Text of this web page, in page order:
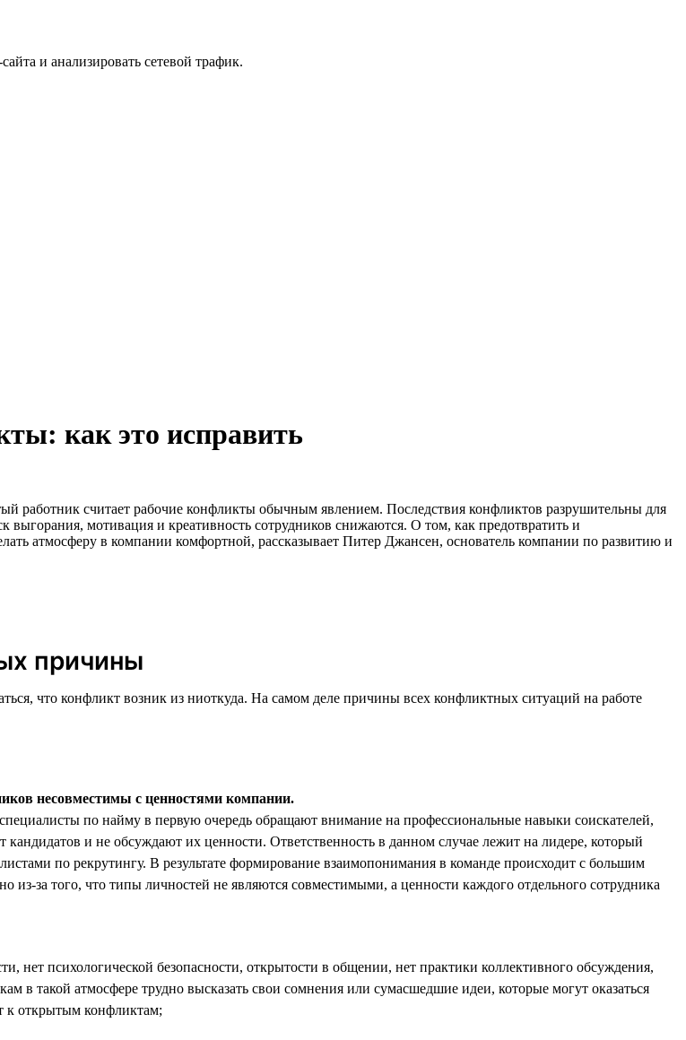
и анализировать сетевой трафик.
как это исправить
работник считает рабочие конфликты обычным явлением. Последствия конфликтов разрушительны для
мотивация и креативность сотрудников снижаются. О том, как предотвратить и
атмосферу в компании комфортной, рассказывает Питер Джансен, основатель компании по развитию и
причины
что конфликт возник из ниоткуда. На самом деле причины всех конфликтных ситуаций на работе
несовместимы с ценностями компании.
по найму в первую очередь обращают внимание на профессиональные навыки соискателей,
и не обсуждают их ценности. Ответственность в данном случае лежит на лидере, который
по рекрутингу. В результате формирование взаимопонимания в команде происходит с большим
из-за того, что типы личностей не являются совместимыми, а ценности каждого отдельного сотрудника
нет психологической безопасности, открытости в общении, нет практики коллективного обсуждения,
в такой атмосфере трудно высказать свои сомнения или сумасшедшие идеи, которые могут оказаться
к открытым конфликтам;